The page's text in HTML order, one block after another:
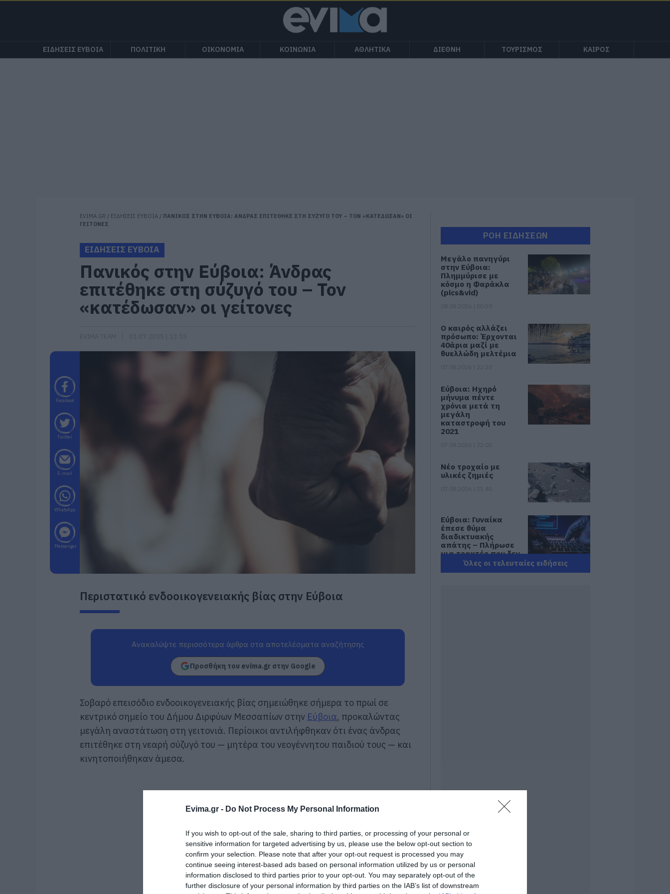
Evima.gr - Do Not Process My Personal Information
If you wish to opt-out of the sale, sharing to third parties, or processing of your personal or
sensitive information for targeted advertising by us, please use the below opt-out section to
confirm your selection. Please note that after your opt-out request is processed you may
continue seeing interest-based ads based on personal information utilized by us or personal
information disclosed to third parties prior to your opt-out. You may separately opt-out of the
further disclosure of your personal information by third parties on the IAB’s list of downstream
ΕΙΔΗΣΕΙΣ ΕΥΒΟΙΑ ΠΟΛΙΤΙΚΗ ΟΙΚΟΝΟΜΙΑ ΚΟΙΝΩΝΙΑ ΑΘΛΗΤΙΚΑ ΔΙΕΘΝΗ ΤΟΥΡΙΣΜΟΣ ΚΑΙΡΟΣ
EVIMA.GR / ΕΙΔΗΣΕΙΣ ΕΥΒΟΙΑ / ΠΑΝΙΚΟΣ ΣΤΗΝ ΕΥΒΟΙΑ: ΑΝΔΡΑΣ ΕΠΙΤΕΘΗΚΕ ΣΤΗ ΣΥΖΥΓΟ ΤΟΥ – ΤΟΝ «ΚΑΤΕΔΩΣΑΝ» ΟΙ
ΓΕΙΤΟΝΕΣ
ΕΙΔΗΣΕΙΣ ΕΥΒΟΙΑ
Πανικός στην Εύβοια: Άνδρας
επιτέθηκε στη σύζυγό του – Τον
«κατέδωσαν» οι γείτονες
Facebook
Twitter
E-mail
WhatsApp
Messenger
Περιστατικό ενδοοικογενειακής βίας στην Εύβοια
Ανακαλύψτε περισσότερα άρθρα στα αποτελέσματα αναζήτησης
Προσθήκη του evima.gr στην Google
Σοβαρό επεισόδιο ενδοοικογενειακής βίας σημειώθηκε σήμερα το πρωί σε
κεντρικό σημείο του Δήμου Διρφύων Μεσσαπίων στην Εύβοια, προκαλώντας
μεγάλη αναστάτωση στη γειτονιά. Περίοικοι αντιλήφθηκαν ότι ένας άνδρας
επιτέθηκε στη νεαρή σύζυγό του — μητέρα του νεογέννητου παιδιού τους — και
κινητοποιήθηκαν άμεσα.
ΡΟΗ ΕΙΔΗΣΕΩΝ
Μεγάλο πανηγύρι
στην Εύβοια:
Πλημμύρισε με
κόσμο η Φαράκλα
(pics&vid)
Ο καιρός αλλάζει
πρόσωπο: Έρχονται
40άρια μαζί με
θυελλώδη μελτέμια
Εύβοια: Ηχηρό
μήνυμα πέντε
χρόνια μετά τη
μεγάλη
καταστροφή του
2021
Νέο τροχαίο με
υλικές ζημιές
Εύβοια: Γυναίκα
έπεσε θύμα
διαδικτυακής
απάτης – Πλήρωσε
για τρακτέρ που δεν
παρέλαβε
Δείτε τι έκανε
Μητέρα και γιος οι
σύγκρουση
αυτοκινήτου με
φορτηγό
07.08.2026 | 19:40
Όλες οι τελευταίες ειδήσεις